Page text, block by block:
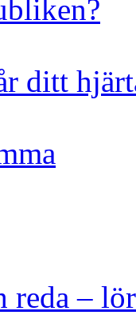
ditt
reda –